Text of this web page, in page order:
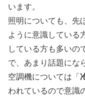
います。
照明についても、先
ように意識している
している方も多いの
で、あまり話題にな
空調機については「
われているので意識